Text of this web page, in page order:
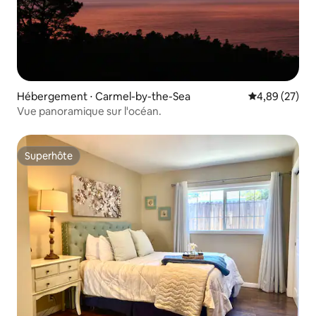
Hébergement ⋅ Carmel-by-the-Sea Évaluation
4,89 (27)
Vue panoramique sur l'océan.
Superhôte
Superhôte